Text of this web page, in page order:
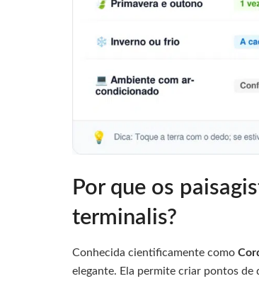
Por que os
terminalis?
Conhecida cientificamente como
elegante. Ela permite criar pontos